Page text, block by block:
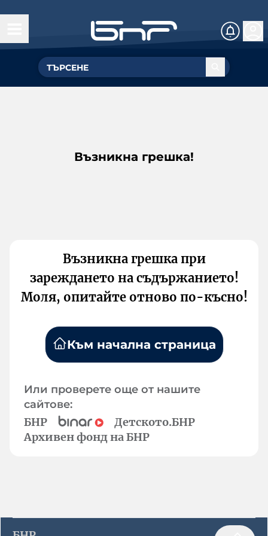
Възникна грешка!
Възникна грешка при
зареждането на съдържанието!
Моля, опитайте отново по-късно!
Към начална страница
Или проверете още от нашите
сайтове:
БНР
Детското.БНР
Архивен фонд на БНР